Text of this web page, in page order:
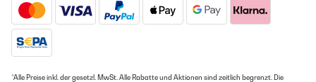
*Alle Preise inkl. der gesetzl. MwSt. Alle Rabatte und Aktionen sind zeitlich begrenzt. Die